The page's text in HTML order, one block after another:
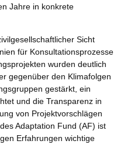
Jahre in konkrete
Sicht
für Konsultationsprozesse
wurden deutlich
gegenüber den Klimafolgen
gestärkt, ein
und die Transparenz in
von Projektvorschlägen
Adaptation Fund (AF) ist
Erfahrungen wichtige